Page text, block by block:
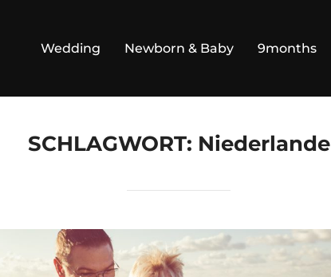
Wedding Newborn & Baby 9months
SCHLAGWORT: Niederlande